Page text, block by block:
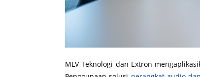
MLV Teknologi dan Extron